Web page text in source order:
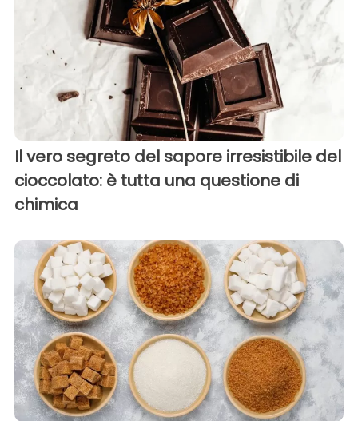
Il vero segreto del sapore irresistibile del
cioccolato: è tutta una questione di
chimica